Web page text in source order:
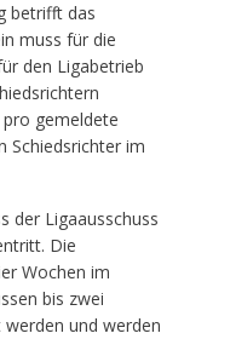
betrifft das
muss für die
den Ligabetrieb
gemeldete
Schiedsrichter im
der Ligaausschuss
Die
Wochen im
bis zwei
und werden